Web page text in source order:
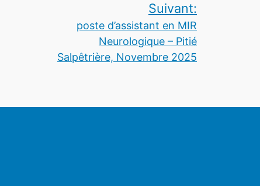
Suivant:
poste d’assistant en MIR
Neurologique – Pitié
Salpêtrière, Novembre 2025